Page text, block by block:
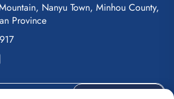
Nanyu Town, Minhou County,
Province